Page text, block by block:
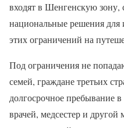
входят в Шенгенскую зону,
национальные решения
этих ограничений на
Под ограничения не
семей, граждане третьих
долгосрочное пребывание
врачей, медсестер и